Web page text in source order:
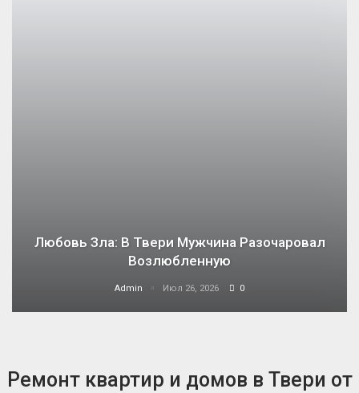
Любовь Зла: В Твери Мужчина Разочаровал
Возлюбленную
Admin Июл 26, 2026 0
Ремонт квартир и домов в Твери от